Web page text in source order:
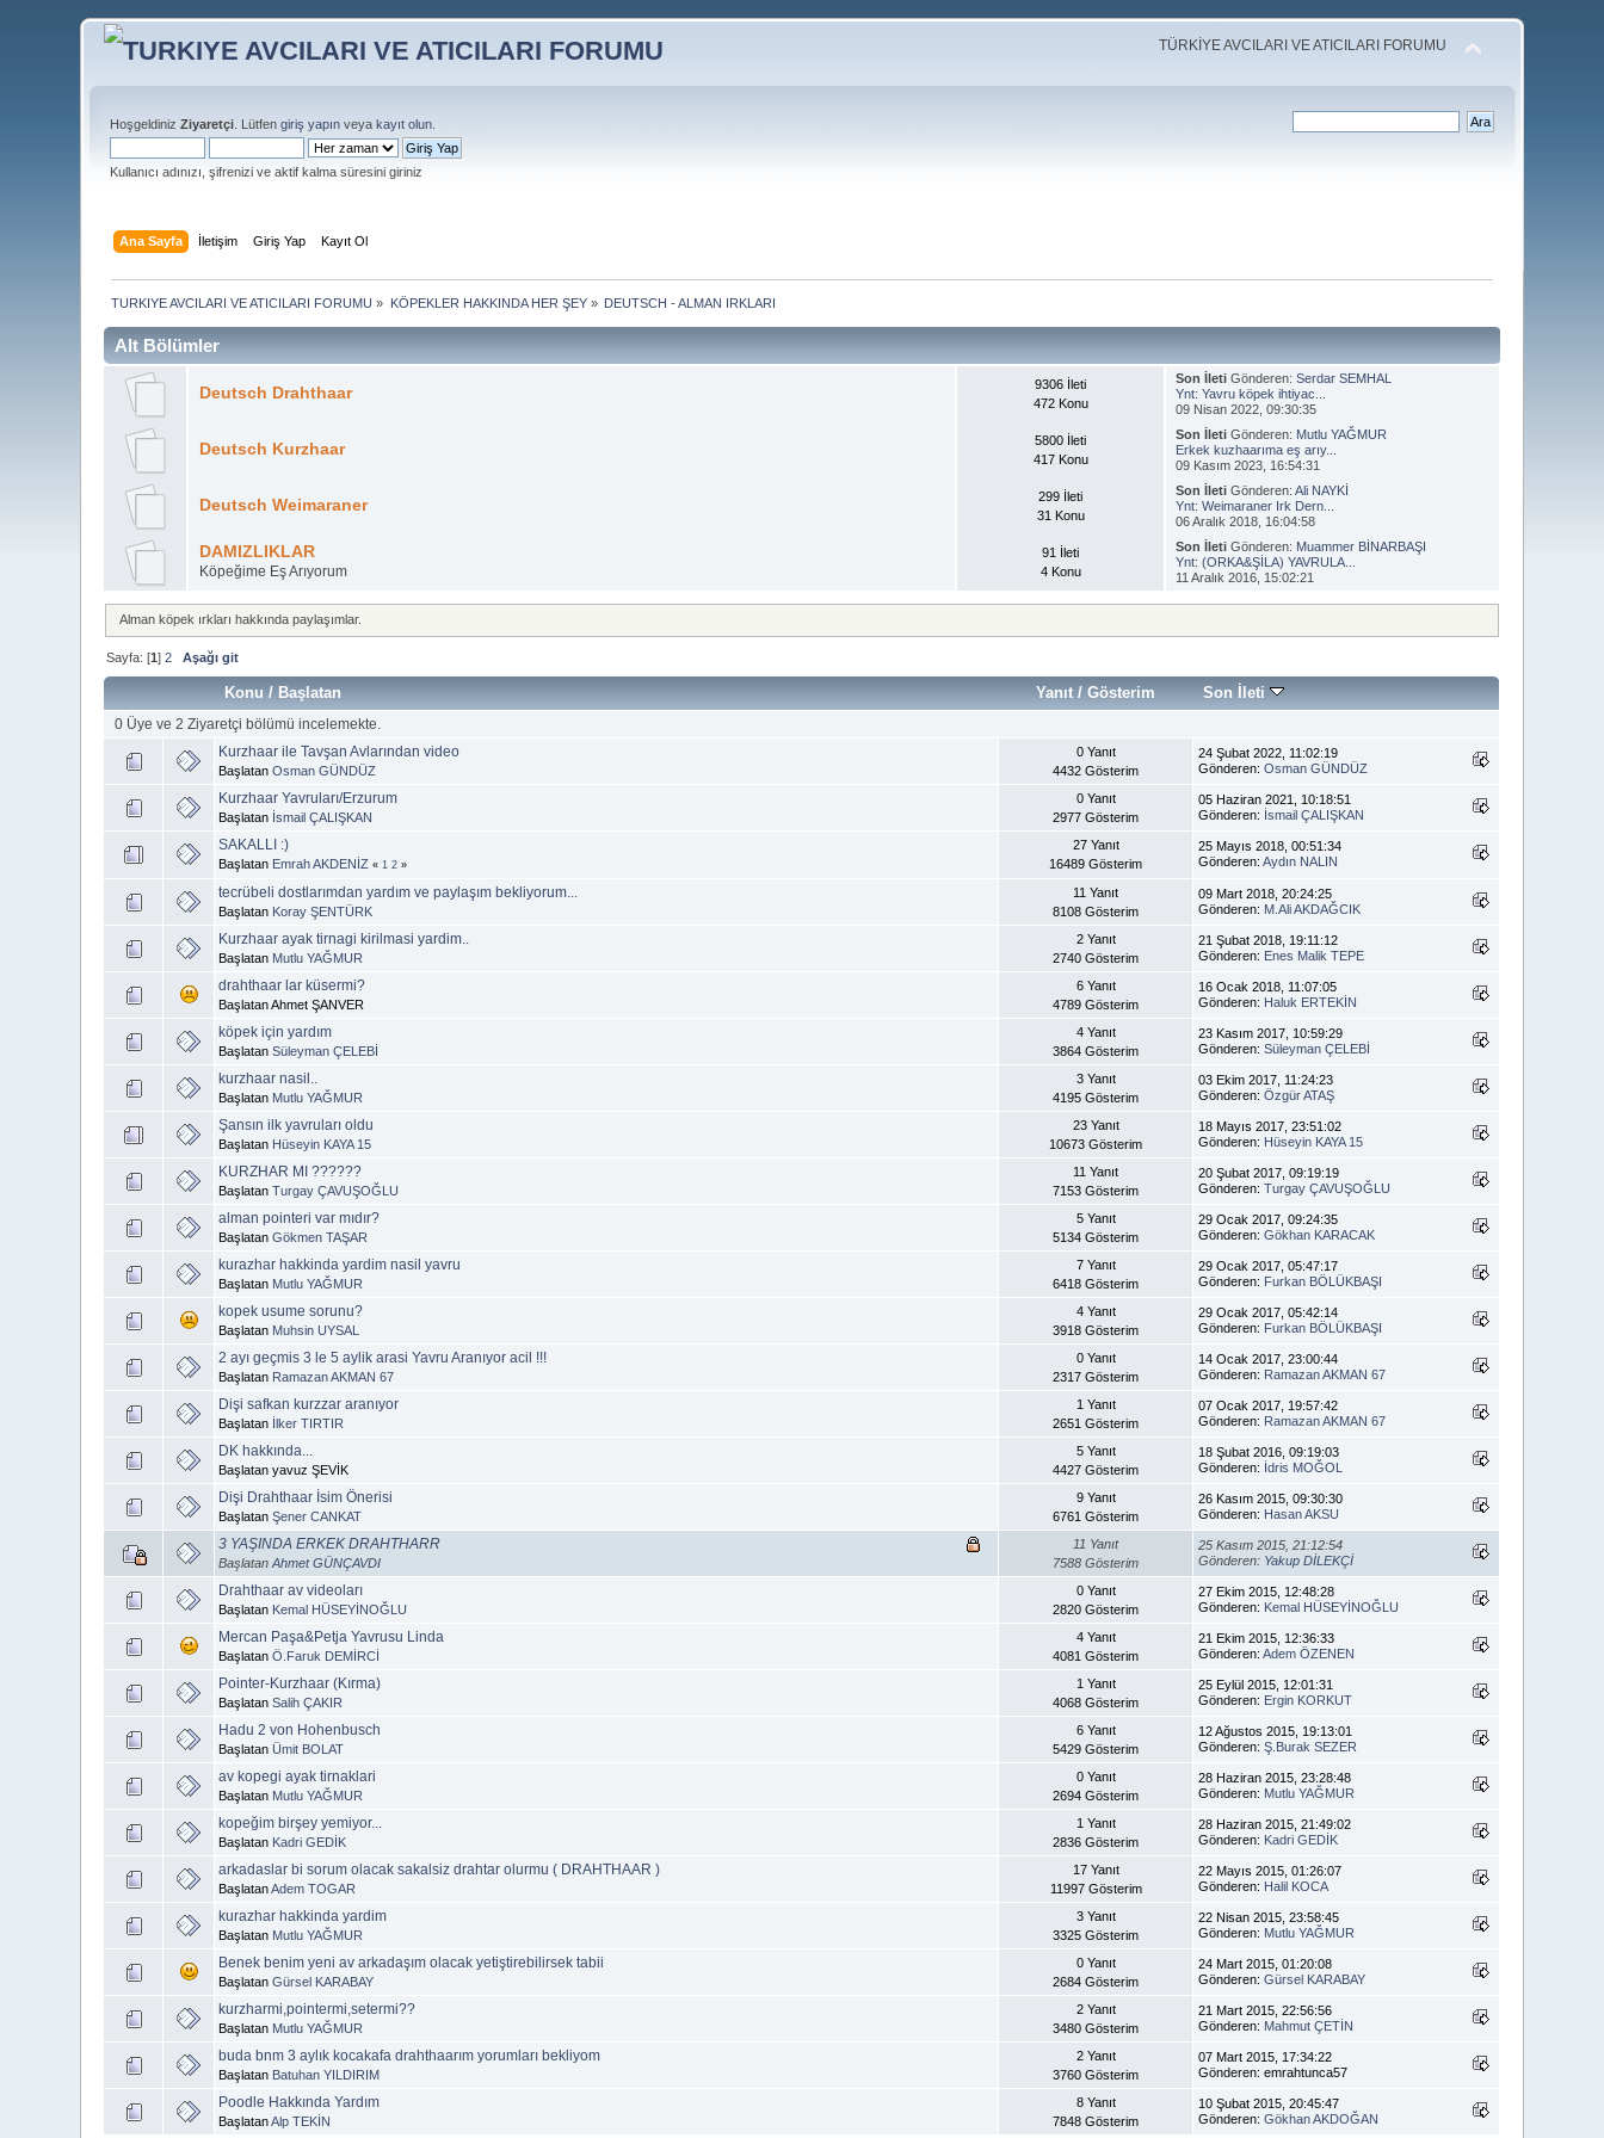
TÜRKİYE AVCILARI VE ATICILARI FORUMU
HoşgeldinizZiyaretçi . Lütfengiriş yapın veyakayıt olun
Kullanıcı adınızı, şifrenizi ve aktif kalma süresini giriniz
Ana Sayfa İletişim Giriş Yap Kayıt Ol
TURKIYE AVCILARI VE ATICILARI FORUMU » KÖPEKLER HAKKINDA HER ŞEY» DEUTSCH - ALMAN IRKLARI
Alt Bölümler
Deutsch Drahthaar
9306 İleti
472 Konu
Son İletiGönderen: Serdar SEMHAL
Ynt: Yavru köpek ihtiyac...
09 Nisan 2022, 09:30:35
Deutsch Kurzhaar
5800 İleti
417 Konu
Son İletiGönderen: Mutlu YAĞMUR
Erkek kuzhaarıma eş arıy...
09 Kasım 2023, 16:54:31
Deutsch Weimaraner
299 İleti
31 Konu
Son İletiGönderen: Ali NAYKİ
Ynt: Weimaraner Irk Dern...
06 Aralık 2018, 16:04:58
DAMIZLIKLAR
Köpeğime Eş Arıyorum
91 İleti
4 Konu
Son İletiGönderen: Muammer BİNARBAŞI
Ynt: (ORKA&ŞİLA) YAVRULA...
11 Aralık 2016, 15:02:21
Alman köpek ırkları hakkında paylaşımlar.
Sayfa: [1]2 Aşağı git
Konu / Başlatan Yanıt/ Gösterim Son İleti
0 Üye ve 2 Ziyaretçi bölümü incelemekte.
Kurzhaar ile Tavşan Avlarından video
BaşlatanOsman GÜNDÜZ
0 Yanıt
4432 Gösterim
24 Şubat 2022, 11:02:19
Gönderen:Osman GÜNDÜZ
Kurzhaar Yavruları/Erzurum
Başlatan İsmail ÇALIŞKAN
0 Yanıt
2977 Gösterim
05 Haziran 2021, 10:18:51
Gönderen: İsmail ÇALIŞKAN
SAKALLI :)
Başlatan Emrah AKDENİZ « 1 2 »
27 Yanıt
16489 Gösterim
25 Mayıs 2018, 00:51:34
Gönderen:Aydın NALIN
tecrübeli dostlarımdan yardım ve paylaşım bekliyorum...
Başlatan Koray ŞENTÜRK
11 Yanıt
8108 Gösterim
09 Mart 2018, 20:24:25
Gönderen: M.Ali AKDAĞCIK
Kurzhaar ayak tirnagi kirilmasi yardim..
Başlatan Mutlu YAĞMUR
2 Yanıt
2740 Gösterim
21 Şubat 2018, 19:11:12
Gönderen: Enes Malik TEPE
drahthaar lar küsermi?
Başlatan Ahmet ŞANVER
6 Yanıt
4789 Gösterim
16 Ocak 2018, 11:07:05
Gönderen: Haluk ERTEKİN
köpek için yardım
BaşlatanSüleyman ÇELEBİ
4 Yanıt
3864 Gösterim
23 Kasım 2017, 10:59:29
Gönderen:Süleyman ÇELEBİ
kurzhaar nasil..
Başlatan Mutlu YAĞMUR
3 Yanıt
4195 Gösterim
03 Ekim 2017, 11:24:23
Gönderen:Özgür ATAŞ
Şansın ilk yavruları oldu
Başlatan Hüseyin KAYA 15
23 Yanıt
10673 Gösterim
18 Mayıs 2017, 23:51:02
Gönderen: Hüseyin KAYA 15
KURZHAR MI ??????
BaşlatanTurgay ÇAVUŞOĞLU
11 Yanıt
7153 Gösterim
20 Şubat 2017, 09:19:19
Gönderen:Turgay ÇAVUŞOĞLU
alman pointeri var mıdır?
BaşlatanGökmen TAŞAR
5 Yanıt
5134 Gösterim
29 Ocak 2017, 09:24:35
Gönderen:Gökhan KARACAK
kurazhar hakkinda yardim nasil yavru
Başlatan Mutlu YAĞMUR
7 Yanıt
6418 Gösterim
29 Ocak 2017, 05:47:17
Gönderen: Furkan BÖLÜKBAŞI
kopek usume sorunu?
Başlatan Muhsin UYSAL
4 Yanıt
3918 Gösterim
29 Ocak 2017, 05:42:14
Gönderen: Furkan BÖLÜKBAŞI
2 ayı geçmis 3 le 5 aylik arasi Yavru Aranıyor acil !!!
Başlatan Ramazan AKMAN 67
0 Yanıt
2317 Gösterim
14 Ocak 2017, 23:00:44
Gönderen: Ramazan AKMAN 67
Dişi safkan kurzzar aranıyor
Başlatan İlker TIRTIR
1 Yanıt
2651 Gösterim
07 Ocak 2017, 19:57:42
Gönderen: Ramazan AKMAN 67
DK hakkında...
Başlatan yavuz ŞEVİK
5 Yanıt
4427 Gösterim
18 Şubat 2016, 09:19:03
Gönderen: İdris MOĞOL
Dişi Drahthaar İsim Önerisi
BaşlatanŞener CANKAT
9 Yanıt
6761 Gösterim
26 Kasım 2015, 09:30:30
Gönderen: Hasan AKSU
3 YAŞINDA ERKEK DRAHTHARR
BaşlatanAhmet GÜNÇAVDI
11 Yanıt
7588 Gösterim
25 Kasım 2015, 21:12:54
Gönderen: Yakup DİLEKÇİ
Drahthaar av videoları
Başlatan Kemal HÜSEYİNOĞLU
0 Yanıt
2820 Gösterim
27 Ekim 2015, 12:48:28
Gönderen: Kemal HÜSEYİNOĞLU
Mercan Paşa&Petja Yavrusu Linda
BaşlatanÖ.Faruk DEMİRCİ
4 Yanıt
4081 Gösterim
21 Ekim 2015, 12:36:33
Gönderen:Adem ÖZENEN
Pointer-Kurzhaar (Kırma)
BaşlatanSalih ÇAKIR
1 Yanıt
4068 Gösterim
25 Eylül 2015, 12:01:31
Gönderen: Ergin KORKUT
Hadu 2 von Hohenbusch
BaşlatanÜmit BOLAT
6 Yanıt
5429 Gösterim
12 Ağustos 2015, 19:13:01
Gönderen:Ş.Burak SEZER
av kopegi ayak tirnaklari
Başlatan Mutlu YAĞMUR
0 Yanıt
2694 Gösterim
28 Haziran 2015, 23:28:48
Gönderen: Mutlu YAĞMUR
kopeğim birşey yemiyor...
Başlatan Kadri GEDİK
1 Yanıt
2836 Gösterim
28 Haziran 2015, 21:49:02
Gönderen: Kadri GEDİK
arkadaslar bi sorum olacak sakalsiz drahtar olurmu ( DRAHTHAAR )
BaşlatanAdem TOGAR
17 Yanıt
11997 Gösterim
22 Mayıs 2015, 01:26:07
Gönderen: Halil KOCA
kurazhar hakkinda yardim
Başlatan Mutlu YAĞMUR
3 Yanıt
3325 Gösterim
22 Nisan 2015, 23:58:45
Gönderen: Mutlu YAĞMUR
Benek benim yeni av arkadaşım olacak yetiştirebilirsek tabii
BaşlatanGürsel KARABAY
0 Yanıt
2684 Gösterim
24 Mart 2015, 01:20:08
Gönderen:Gürsel KARABAY
kurzharmi,pointermi,setermi??
Başlatan Mutlu YAĞMUR
2 Yanıt
3480 Gösterim
21 Mart 2015, 22:56:56
Gönderen: Mahmut ÇETİN
buda bnm 3 aylık kocakafa drahthaarım yorumları bekliyom
Başlatan Batuhan YILDIRIM
2 Yanıt
3760 Gösterim
07 Mart 2015, 17:34:22
Gönderen: emrahtunca57
Poodle Hakkında Yardım
BaşlatanAlp TEKİN
8 Yanıt
7848 Gösterim
10 Şubat 2015, 20:45:47
Gönderen:Gökhan AKDOĞAN